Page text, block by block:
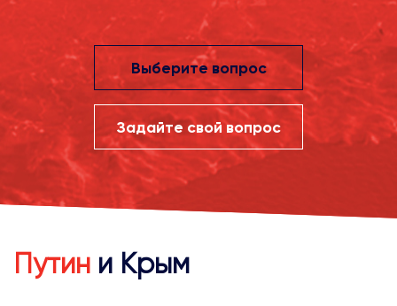
Выберите вопрос
Задайте свой вопрос
Путин и Крым